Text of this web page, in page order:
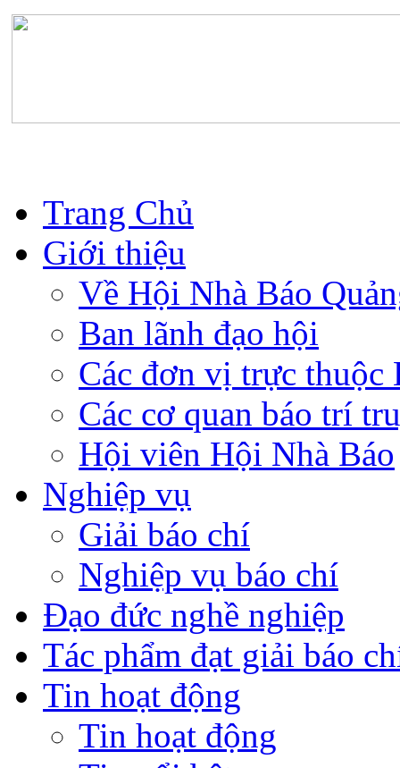
Trang Chủ
Giới thiệu
Về Hội Nhà Báo
Ban lãnh đạo hội
Các đơn vị trực thuộc
Các cơ quan báo trí
Hội viên Hội Nhà Báo
Nghiệp vụ
Giải báo chí
Nghiệp vụ báo chí
Đạo đức nghề nghiệp
Tác phẩm đạt giải báo
Tin hoạt động
Tin hoạt động